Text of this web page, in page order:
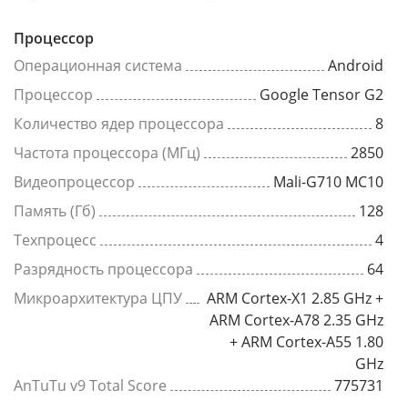
Процессор
Операционная система
Android
Процессор
Google Tensor G2
Количество ядер процессора
8
Частота процессора (МГц)
2850
Видеопроцессор
Mali-G710 MC10
Память (Гб)
128
Техпроцесс
4
Разрядность процессора
64
Микроархитектура ЦПУ
ARM Cortex-X1 2.85 GHz +
ARM Cortex-A78 2.35 GHz
+ ARM Cortex-A55 1.80
GHz
AnTuTu v9 Total Score
775731